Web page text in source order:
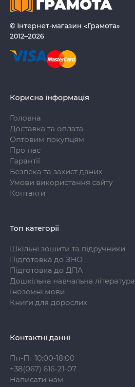
© Інтернет-магазин «Грамота»
2012–2026
Корисна інформація
Головна
Доставка та оплата
Оптовим покупцям
Про нас
Гарантії
Безпека та захист даних
Умови використання сайту
Контакти
Топ категорії
Шкільні зошити та підручники
Підготовка до ЗНО
Підготовка до ДПА
Дошкільна навчальна література
Іноземні мови
Книги для дорослих
Контактні данні
Пн-Пт 10:00-18:00
+38(067) 616-21-07
Написати нам